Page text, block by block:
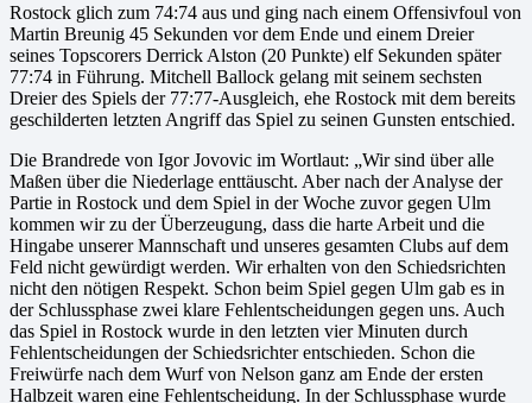
Rostock glich zum 74:74 aus und ging nach einem Offensivfoul von
Martin Breunig 45 Sekunden vor dem Ende und einem Dreier
seines Topscorers Derrick Alston (20 Punkte) elf Sekunden später
77:74 in Führung. Mitchell Ballock gelang mit seinem sechsten
Dreier des Spiels der 77:77-Ausgleich, ehe Rostock mit dem bereits
geschilderten letzten Angriff das Spiel zu seinen Gunsten entschied.
Die Brandrede von Igor Jovovic im Wortlaut: „Wir sind über alle
Maßen über die Niederlage enttäuscht. Aber nach der Analyse der
Partie in Rostock und dem Spiel in der Woche zuvor gegen Ulm
kommen wir zu der Überzeugung, dass die harte Arbeit und die
Hingabe unserer Mannschaft und unseres gesamten Clubs auf dem
Feld nicht gewürdigt werden. Wir erhalten von den Schiedsrichten
nicht den nötigen Respekt. Schon beim Spiel gegen Ulm gab es in
der Schlussphase zwei klare Fehlentscheidungen gegen uns. Auch
das Spiel in Rostock wurde in den letzten vier Minuten durch
Fehlentscheidungen der Schiedsrichter entschieden. Schon die
Freiwürfe nach dem Wurf von Nelson ganz am Ende der ersten
Halbzeit waren eine Fehlentscheidung. In der Schlussphase wurde